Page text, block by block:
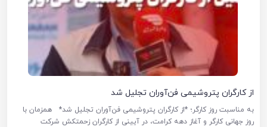
از کارگران پتروشیمی فن‌آوران تجلیل شد
به مناسبت روز کارگر؛ *از کارگران پتروشیمی فن‌آوران تجلیل شد* همزمان با
روز جهانی کارگر و آغاز دهه کرامت، در آیینی از کارگران زحمتکش شرکت